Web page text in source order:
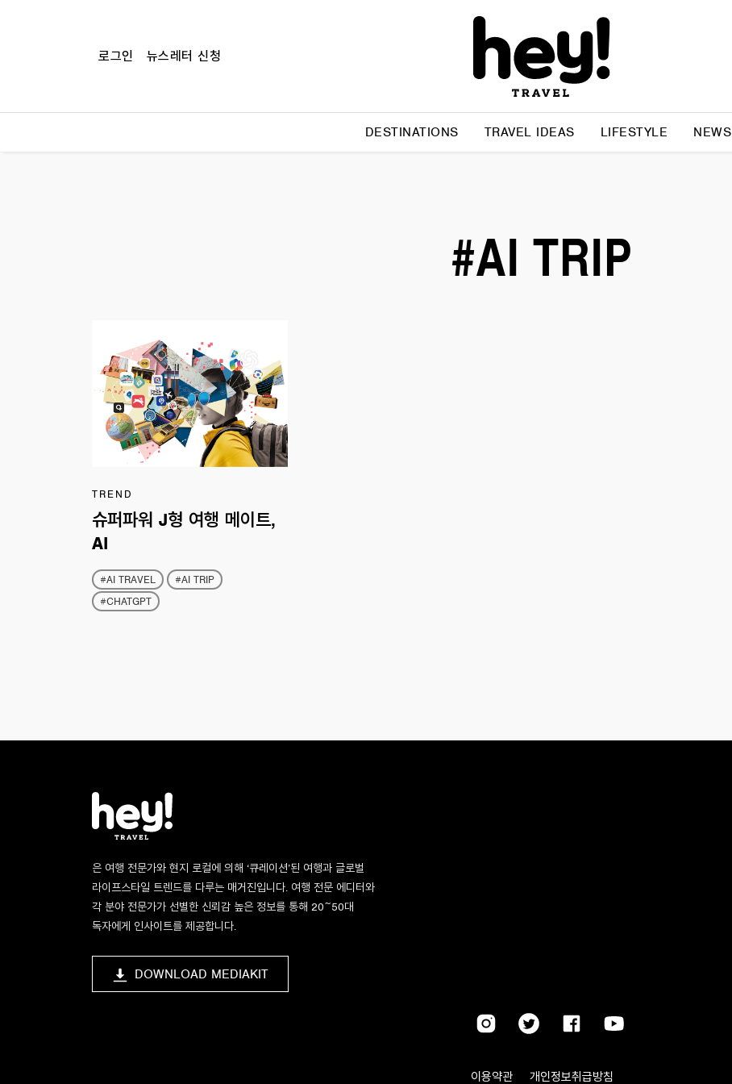
로그인 뉴스레터 신청
DESTINATIONS TRAVEL IDEAS LIFESTYLE NEWS
#AI TRIP
TREND
슈퍼파워 J형 여행 메이트,
AI
#AI TRAVEL
#AI TRIP
#CHATGPT
은 여행 전문가와 현지 로컬에 의해 ‘큐레이션’된 여행과 글로벌
라이프스타일 트렌드를 다루는 매거진입니다. 여행 전문 에디터와
각 분야 전문가가 선별한 신뢰감 높은 정보를 통해 20~50대
독자에게 인사이트를 제공합니다.
DOWNLOAD MEDIAKIT
이용약관 개인정보취급방침